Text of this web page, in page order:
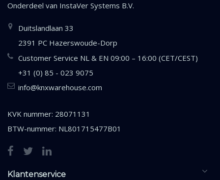
Onderdeel van InstaVer Systems B.V.
Duitslandlaan 33
2391 PC Hazerswoude-Dorp
Customer Service NL & EN 09:00 – 16:00 (CET/CEST)
+31 (0) 85 - 023 9075
info@knxwarehouse.com
KVK nummer: 28071131
BTW-nummer: NL801715477B01
Klantenservice